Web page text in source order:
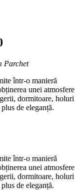
Parchet
într-o manieră
unei atmosfere
dormitoare, holuri
de eleganță.
într-o manieră
unei atmosfere
dormitoare, holuri
de eleganță.